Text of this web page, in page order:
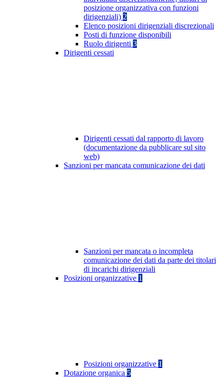
posizione organizzativa con funzioni
dirigenziali) 2
Elenco posizioni dirigenziali discrezionali
Posti di funzione disponibili
Ruolo dirigenti 3
Dirigenti cessati
Dirigenti cessati dal rapporto di lavoro
(documentazione da pubblicare sul sito
web)
Sanzioni per mancata comunicazione dei dati
Sanzioni per mancata o incompleta
comunicazione dei dati da parte dei titolari
di incarichi dirigenziali
Posizioni organizzative 1
Posizioni organizzative 1
Dotazione organica 5